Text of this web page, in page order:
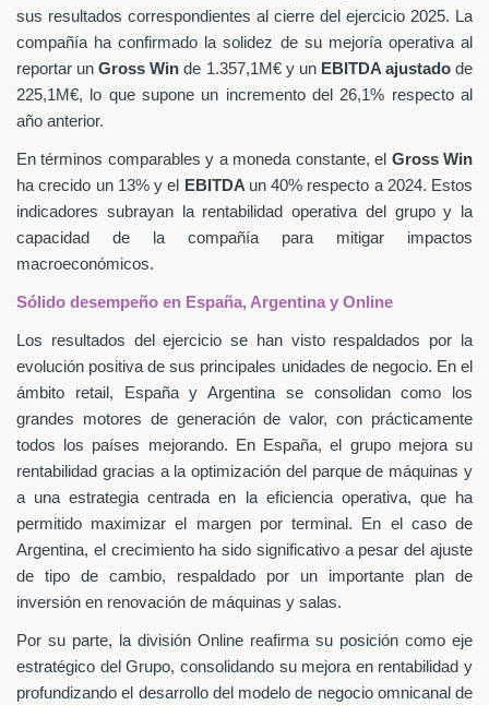
sus resultados correspondientes al cierre del ejercicio 2025. La
compañía ha confirmado la solidez de su mejoría operativa al
reportar unGross Winde 1.357,1M€ y un EBITDA ajustadode
225,1M€, lo que supone un incremento del 26,1% respecto al
año anterior.
En términos comparables y a moneda constante, el Gross Win
ha crecido un 13% y el
EBITDA un 40% respecto a 2024. Estos
indicadores subrayan la rentabilidad operativa del grupo y la
capacidad de la compañía para mitigar impactos
macroeconómicos.
Sólido desempeño en España, Argentina y Online
Los resultados del ejercicio se han visto respaldados por la
evolución positiva de sus principales unidades de negocio. En el
ámbito retail, España y Argentina se consolidan como los
grandes motores de generación de valor, con prácticamente
todos los países mejorando. En España, el grupo mejora su
rentabilidad gracias a la optimización del parque de máquinas y
a una estrategia centrada en la eficiencia operativa, que ha
permitido maximizar el margen por terminal. En el caso de
Argentina, el crecimiento ha sido significativo a pesar del ajuste
de tipo de cambio, respaldado por un importante plan de
inversión en renovación de máquinas y salas.
Por su parte, la división Online reafirma su posición como eje
estratégico del Grupo, consolidando su mejora en rentabilidad y
profundizando el desarrollo del modelo de negocio omnicanal de